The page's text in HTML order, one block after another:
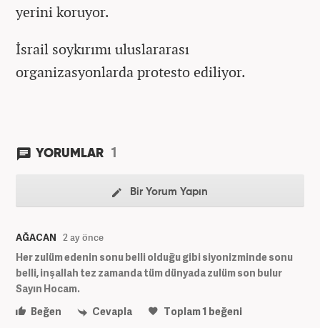
yerini koruyor.
İsrail soykırımı uluslararası
organizasyonlarda protesto ediliyor.
YORUMLAR 1
Bir Yorum Yapın
AĞACAN 2 ay önce
Her zulüm edenin sonu belli olduğu gibi siyonizminde sonu
belli, inşallah tez zamanda tüm dünyada zulüm son bulur
Sayın Hocam.
Beğen
Cevapla Toplam1 beğeni